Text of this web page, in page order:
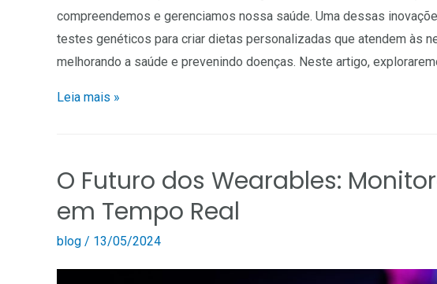
compreendemos e gerenciamos nossa saúde. Uma dessas
testes genéticos para criar dietas personalizadas que atendem às
melhorando a saúde e prevenindo doenças. Neste artigo,
Leia mais »
O Futuro dos Wearables:
em Tempo Real
blog / 13/05/2024